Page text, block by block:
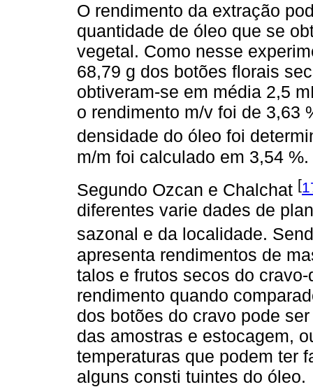
O rendimento da extração
quantidade de óleo que se
vegetal. Como nesse
68,79 g dos botões florais
obtiveram-se em média 2,5
o rendimento m/v foi de 3,63
densidade do óleo foi
m/m foi calculado em 3,54 %.
Segundo Ozcan e Chalchat [
diferentes varie dades de
sazonal e da localidade.
apresenta rendimentos de
talos e frutos secos do
rendimento quando
dos botões do cravo pode
das amostras e estocagem,
temperaturas que podem ter
alguns consti tuintes do óleo.